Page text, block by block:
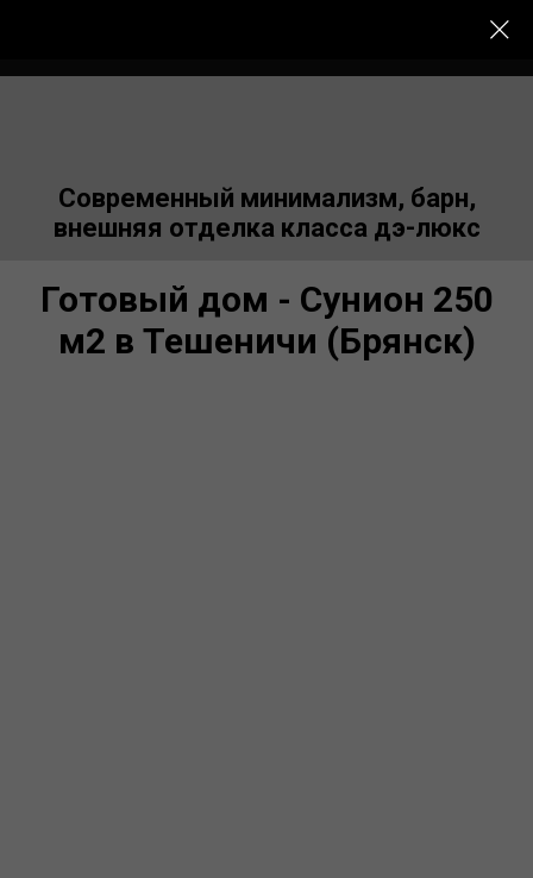
Современный минимализм, барн,
внешняя отделка класса дэ-люкс
Готовый дом - Сунион 250
м2 в Тешеничи (Брянск)